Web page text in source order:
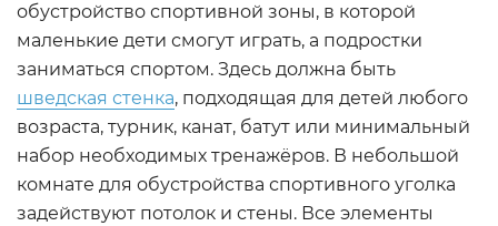
обустройство спортивной зоны, в которой
маленькие дети смогут играть, а подростки
заниматься спортом. Здесь должна быть
шведская стенка, подходящая для детей любого
возраста, турник, канат, батут или минимальный
набор необходимых тренажёров. В небольшой
комнате для обустройства спортивного уголка
задействуют потолок и стены. Все элементы